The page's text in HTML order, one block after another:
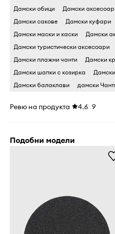
Дамски обици Дамски
Дамски сакове
Дамски куфари
Дамски маски и каски
Дамски
Дамски туристически аксесоари
Дамски плажни чанти
Дамски
Дамски шапки с козирка
Дамски балаклави
дамски
Ревю на продукта 4.6 9
Подобни модели